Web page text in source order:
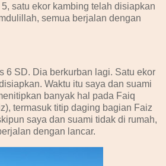
satu ekor kambing telah disiapkan
semua berjalan dengan
6 SD. Dia berkurban lagi. Satu ekor
Waktu itu saya dan suami
banyak hal pada Faiq
termasuk titip daging bagian Faiz
saya dan suami tidak di rumah,
dengan lancar.